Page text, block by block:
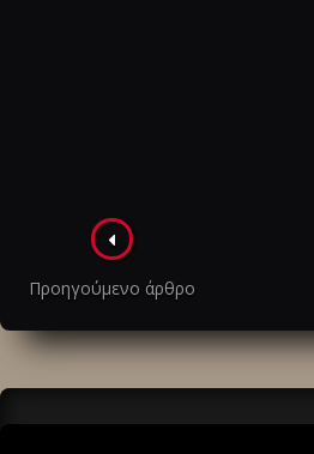
Πλοήγηση
στα
άρθρα
Προηγούμενο άρθρο